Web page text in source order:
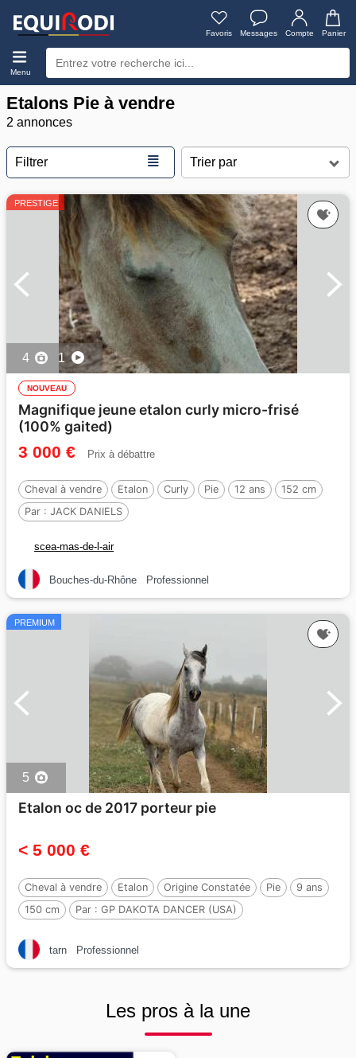
Favoris Messages Compte Panier
Menu
Etalons Pie à vendre
2 annonces
Filtrer ≣
PRESTIGE
4 1
NOUVEAU
Magnifique jeune etalon curly micro-frisé
(100% gaited)
3 000 € Prix à débattre
Cheval à vendre Etalon Curly Pie 12 ans
152 cm
Par : JACK DANIELS
scea-mas-de-l-air
Bouches-du-Rhône Professionnel
PREMIUM
5
Etalon oc de 2017 porteur pie
< 5 000 €
Cheval à vendre Etalon Origine Constatée Pie
9 ans
150 cm
Par : GP DAKOTA DANCER (USA)
tarn Professionnel
Les pros à la une